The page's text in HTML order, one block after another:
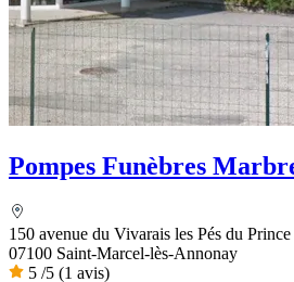
Pompes Funèbres
150 avenue du Vivarais les Pés du Prince
07100 Saint-Marcel-lès-Annonay
5 /5 (1 avis)